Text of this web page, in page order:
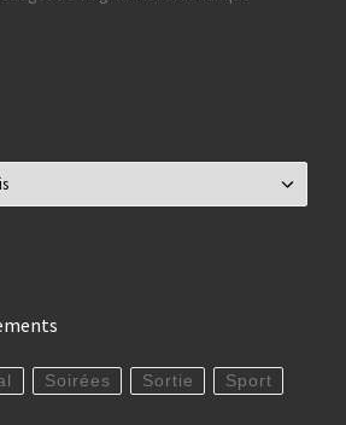
Soirées Sortie Sport